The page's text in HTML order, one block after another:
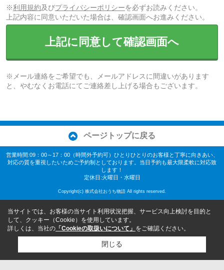
※利用規約及びプライバシーポリシーを必ずお読みください。
上記内容に同意いただいた場合は、確認画面へお進みください。
上記に同意して確認画面へ
※メール連絡をご希望でも、メールアドレスに間違いがあります
と、やむなくお電話にてご連絡差し上げる場合もございます。
ページトップに戻る
営業時間:09：00～17：00（時間外予約可）ひとりひとりのお客様と丁寧に向きあい、
対応の質を重視したいためご予約制としております。当日予約も最大限柔軟に対応致
します！
定休日:火曜日・水曜日
Copyright(c) 株式会社おうち物語 All rights reserved.
当サイトでは、お客様の当サイト利用状況把握、サービス向上検討を目的と
して、クッキー（Cookie）を使用しています。
詳しくは、当社の 「Cookieの取扱いについて」 をご確認ください。
閉じる